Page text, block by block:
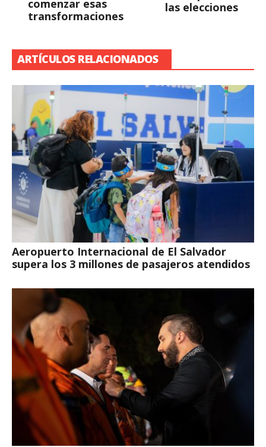
comenzar esas
transformaciones
las elecciones
ARTÍCULOS RELACIONADOS
Aeropuerto Internacional de El Salvador
supera los 3 millones de pasajeros atendidos